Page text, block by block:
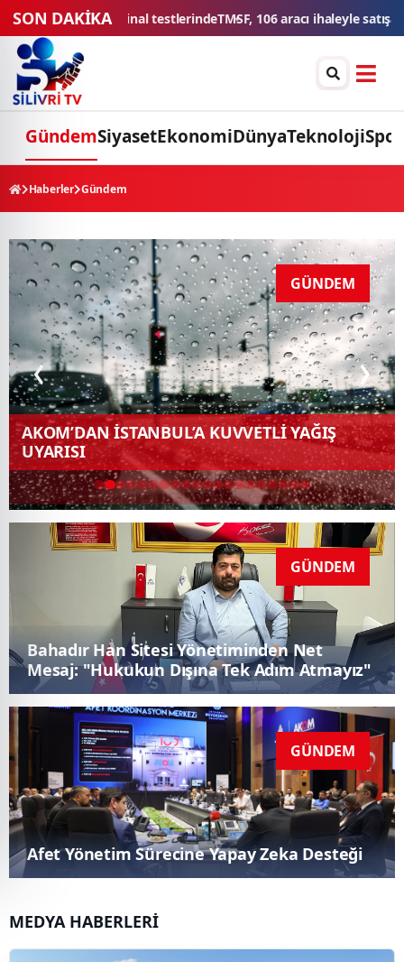
SON DAKİKA
satışa sunacakDüğün konvoyuna ağır fatura: 540 bin lira ceza,
GündemSiyasetEkonomiDünyaTeknolojiSpor
Haberler Gündem
GÜNDEM
Bahadır Han Sitesi Yönetiminden Net Mesaj:
"Hukukun Dışına Tek Adım Atmayız"
GÜNDEM
Afet Yönetim Sürecine Yapay Zeka Desteği
GÜNDEM
Silivri'de Tarımsal Destek Ödemeleri Askı
İcmalleri Yayımlandı: İtirazlar İçin Son Gün
24 Temmuz
MEDYA HABERLERİ